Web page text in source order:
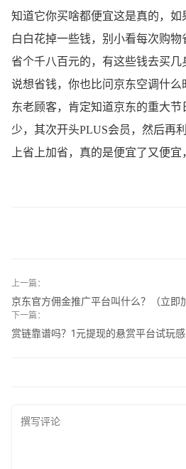
知道它你买啥都便宜这是真的，
白白花掉一些钱，别小看每次购
省个千八百元的，有这些钱去买
说想省钱，你也比问京东空调什
东老顾客，肯定知道京东的重大
少，其次开头PLUS会员，然后再
上省上加省，真的是便宜了又便宜
上一篇：
京东官方佣金推广平台叫什么？（立即
下一篇：
赏链靠谱吗？1元提现的悬赏平台试玩感